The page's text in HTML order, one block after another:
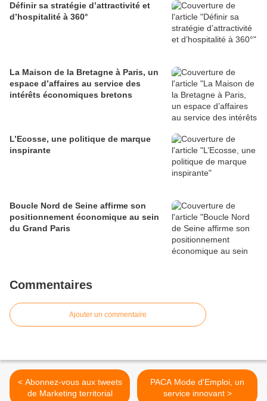
Définir sa stratégie d’attractivité et
d’hospitalité à 360°
La Maison de la Bretagne à Paris, un
espace d’affaires au service des
intérêts économiques bretons
L’Ecosse, une politique de marque
inspirante
Boucle Nord de Seine affirme son
positionnement économique au sein
du Grand Paris
Commentaires
Ajouter un commentaire
< Abonnez-vous aux tweets
de Marketing territorial
PACA Mode d'Emploi, un
service innovant >